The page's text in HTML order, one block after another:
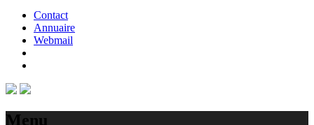
Contact
Annuaire
Webmail
Menu